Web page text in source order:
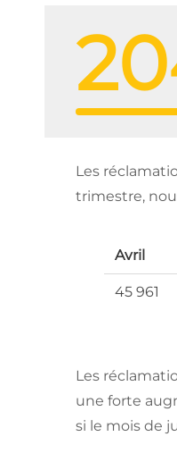
Les
trimestre,
Avril
45 961
Les
une forte
si le mois de